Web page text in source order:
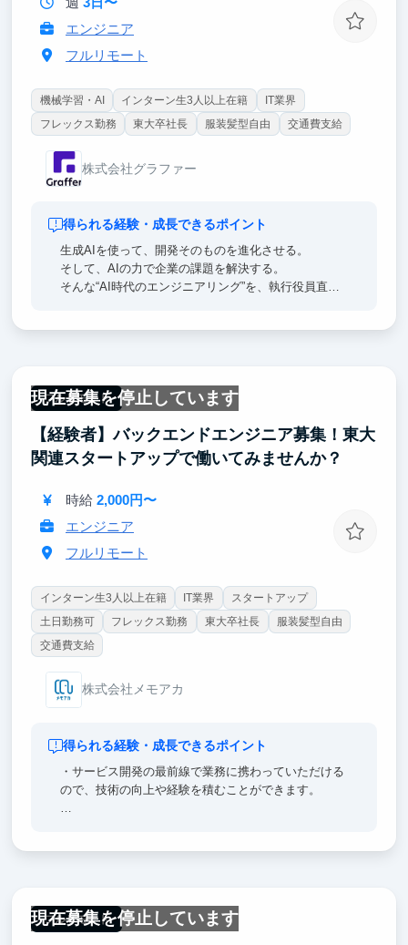
週 3日〜
エンジニア
フルリモート
機械学習・AI インターン生3人以上在籍
IT業界
フレックス勤務
東大卒社長 服装髪型自由 交通費支給
株式会社グラファー
得られる経験・成長できるポイント
生成AIを使って、開発そのものを進化させる。
そして、AIの力で企業の課題を解決する。
そんな“AI時代のエンジニアリング”を、執行役員直下
現在募集を停止しています
フルリモート
【経験者】バックエンドエンジニア募集！東大
関連スタートアップで働いてみませんか？
時給 2,000円〜
エンジニア
フルリモート
インターン生3人以上在籍 IT業界
スタートアップ
土日勤務可
フレックス勤務 東大卒社長
服装髪型自由
交通費支給
株式会社メモアカ
得られる経験・成長できるポイント
・サービス開発の最前線で業務に携わっていただける
ので、技術の向上や経験を積むことができます。
・スタートアップでのインターン経験は就職活動にも
大きなアピールポイントになります。
現在募集を停止しています
フルリモート